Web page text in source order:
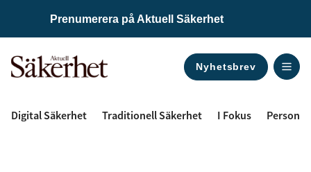
Prenumerera på Aktuell Säkerhet
Nyhetsbrev
Digital Säkerhet Traditionell Säkerhet I Fokus